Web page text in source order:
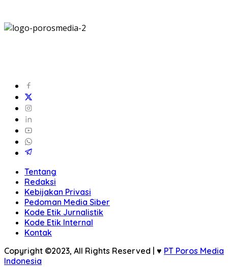
Tentang
Redaksi
Kebijakan Privasi
Pedoman Media Siber
Kode Etik Jurnalistik
Kode Etik Internal
Kontak
Copyright ©2023, All Rights Reserved | ♥ PT Poros Media
Indonesia